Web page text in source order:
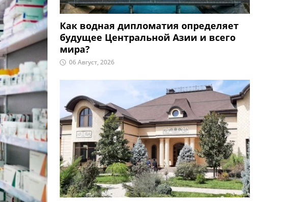
Как водная дипломатия определяет
будущее Центральной Азии и всего
мира?
06 Август, 2026